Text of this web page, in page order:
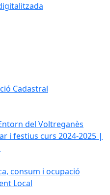
Cadastral
del Voltreganès
i festius curs 2024-2025 |
consum i ocupació
Local